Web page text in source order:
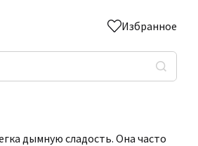
Избранное
дымную сладость. Она часто